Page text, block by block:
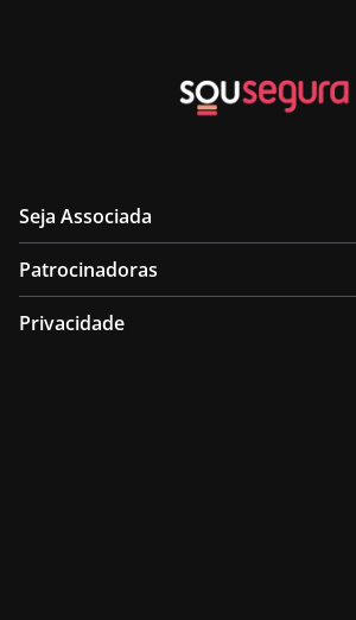
Seja Associada
Patrocinadoras
Privacidade